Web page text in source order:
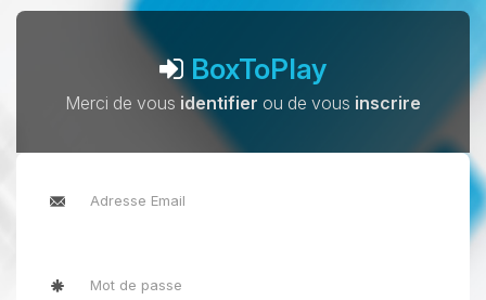
BoxToPlay
Merci de vous identifier ou de vous inscrire